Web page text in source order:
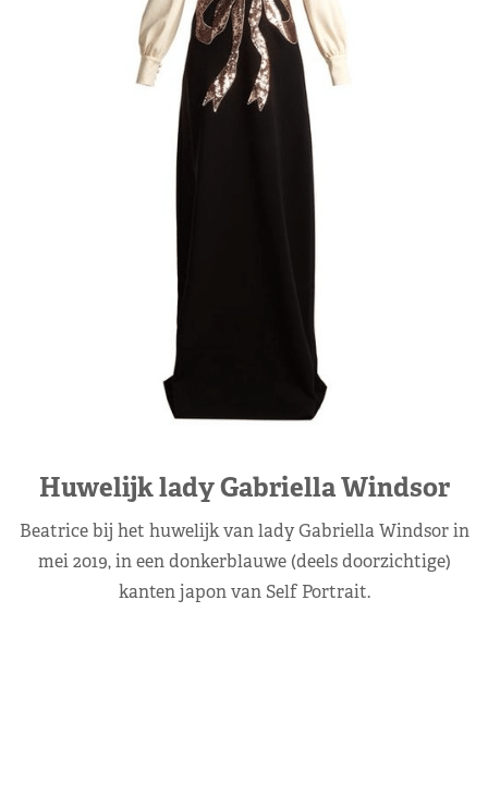
Huwelijk lady Gabriella Windsor
Beatrice bij het huwelijk van lady Gabriella Windsor in
mei 2019, in een donkerblauwe (deels doorzichtige)
kanten japon van Self Portrait.